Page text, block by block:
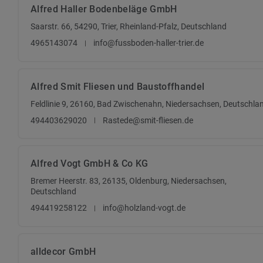
Alfred Haller Bodenbeläge GmbH
Saarstr. 66, 54290, Trier, Rheinland-Pfalz, Deutschland
4965143074
info@fussboden-haller-trier.de
Alfred Smit Fliesen und Baustoffhandel
Feldlinie 9, 26160, Bad Zwischenahn, Niedersachsen,
494403629020
Rastede@smit-fliesen.de
Alfred Vogt GmbH & Co KG
Bremer Heerstr. 83, 26135, Oldenburg, Niedersachsen,
Deutschland
494419258122
info@holzland-vogt.de
alldecor GmbH